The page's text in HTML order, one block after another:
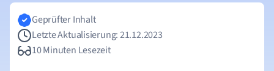
Geprüfter Inhalt
Letzte Aktualisierung: 21.12.2023
10 Minuten Lesezeit